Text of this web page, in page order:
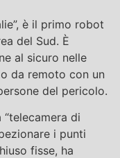
è il primo robot
del Sud. È
al sicuro nelle
da remoto con un
del pericolo.
“telecamera di
i punti
fisse, ha